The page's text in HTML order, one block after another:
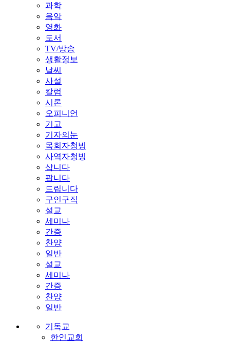
과학
음악
영화
도서
TV/방송
생활정보
날씨
사설
칼럼
시론
오피니언
기고
기자의눈
목회자청빙
사역자청빙
삽니다
팝니다
드립니다
구인구직
설교
세미나
간증
찬양
일반
설교
세미나
간증
찬양
일반
기독교
한인교회